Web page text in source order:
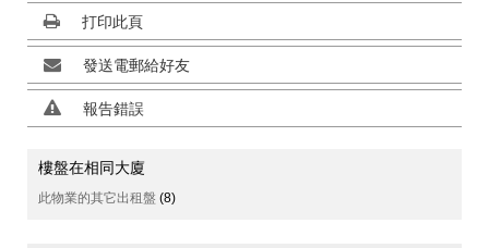
打印此頁
發送電郵給好友
報告錯誤
樓盤在相同大廈
此物業的其它出租盤 (8)